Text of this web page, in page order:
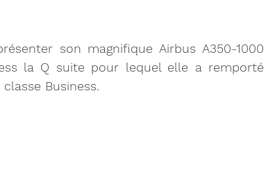
son magnifique Airbus A350-1000
la Q suite pour lequel elle a remporté
Business.